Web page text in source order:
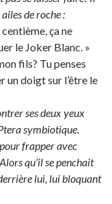
de roche :
ça ne
le Joker Blanc. »
fils? Tu penses
un doigt sur l’être le
ses deux yeux
symbiotique.
frapper avec
qu’il se penchait
lui, lui bloquant